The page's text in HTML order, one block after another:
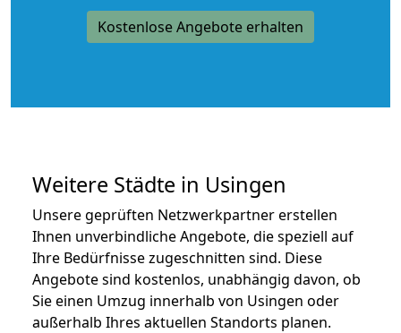
Kostenlose Angebote erhalten
Weitere Städte in Usingen
Unsere geprüften Netzwerkpartner erstellen
Ihnen unverbindliche Angebote, die speziell auf
Ihre Bedürfnisse zugeschnitten sind. Diese
Angebote sind kostenlos, unabhängig davon, ob
Sie einen Umzug innerhalb von Usingen oder
außerhalb Ihres aktuellen Standorts planen.